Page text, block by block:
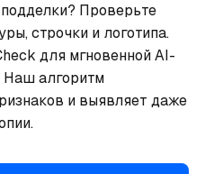
Проверьте
строчки и логотипа.
для мгновенной AI-
Наш алгоритм
и выявляет даже